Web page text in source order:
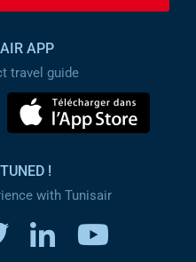
APP
travel guide
!
with Tunisair